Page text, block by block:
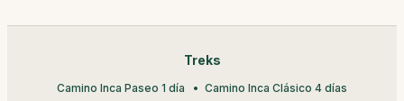
Treks
Camino Inca Paseo 1 día
Camino Inca Clásico 4 días